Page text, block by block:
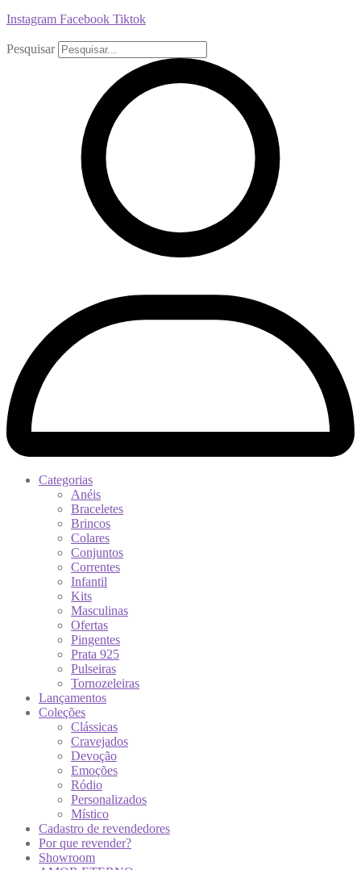
Instagram Facebook Tiktok
Pesquisar
Categorias
Anéis
Braceletes
Brincos
Colares
Conjuntos
Correntes
Infantil
Kits
Masculinas
Ofertas
Pingentes
Prata 925
Pulseiras
Tornozeleiras
Lançamentos
Coleções
Clássicas
Cravejados
Devoção
Emoções
Ródio
Personalizados
Místico
Cadastro de revendedores
Por que revender?
Showroom